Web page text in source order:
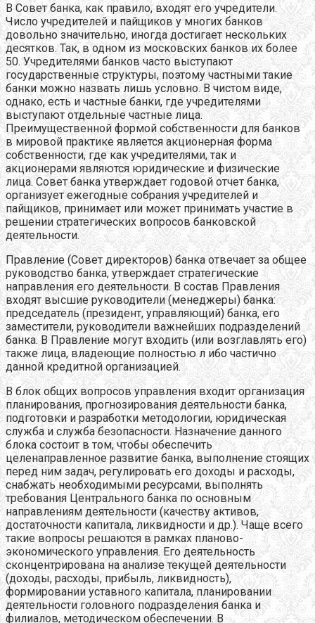
В Совет банка, как правило, входят его учредители.
Число учредителей и пайщиков у многих банков
довольно значительно, иногда достигает нескольких
десятков. Так, в одном из московских банков их более
50. Учредителями банков часто выступают
государственные структуры, поэтому частными такие
банки можно назвать лишь условно. В чистом виде,
однако, есть и частные банки, где учредителями
выступают отдельные частные лица.
Преимущественной формой собственности для банков
в мировой практике является акционерная форма
собственности, где как учредителями, так и
акционерами являются юридические и физические
лица. Совет банка утверждает годовой отчет банка,
организует ежегодные собрания учредителей и
пайщиков, принимает или может принимать участие в
решении стратегических вопросов банковской
деятельности.
Правление (Совет директоров) банка отвечает за общее
руководство банка, утверждает стратегические
направления его деятельности. В состав Правления
входят высшие руководители (менеджеры) банка:
председатель (президент, управляющий) банка, его
заместители, руководители важнейших подразделений
банка. В Правление могут входить (или возглавлять его)
также лица, владеющие полностью л ибо частично
данной кредитной организацией.
В блок общих вопросов управления входит организация
планирования, прогнозирования деятельности банка,
подготовки и разработки методологии, юридическая
служба и служба безопасности. Назначение данного
блока состоит в том, чтобы обеспечить
целенаправленное развитие банка, выполнение стоящих
перед ним задач, регулировать его доходы и расходы,
снабжать необходимыми ресурсами, выполнять
требования Центрального банка по основным
направлениям деятельности (качеству активов,
достаточности капитала, ликвидности и др.). Чаще всего
такие вопросы решаются в рамках планово-
экономического управления. Его деятельность
сконцентрирована на анализе текущей деятельности
(доходы, расходы, прибыль, ликвидность),
формировании уставного капитала, планировании
деятельности головного подразделения банка и
филиалов, методическом обеспечении. В